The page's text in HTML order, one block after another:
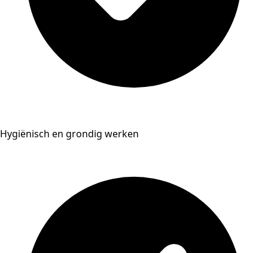
Hygiënisch en grondig werken